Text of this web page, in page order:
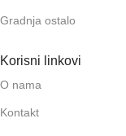
Gradnja ostalo
Korisni linkovi
O nama
Kontakt